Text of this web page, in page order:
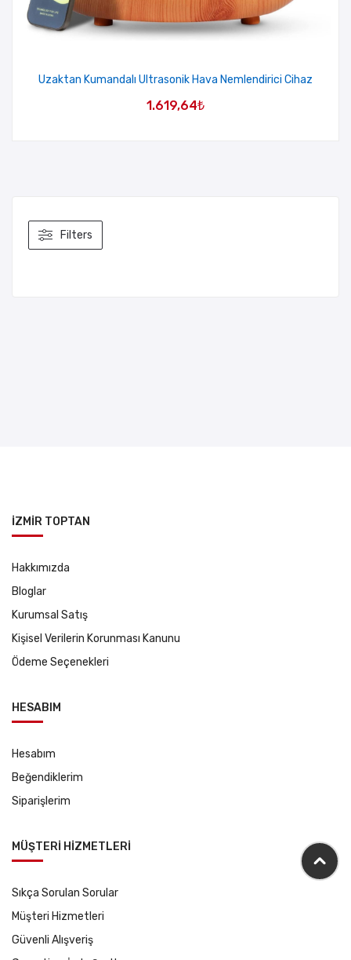
Uzaktan Kumandalı Ultrasonik Hava Nemlendirici Cihaz
1.619,64₺
Filters
İZMİR TOPTAN
Hakkımızda
Bloglar
Kurumsal Satış
Kişisel Verilerin Korunması Kanunu
Ödeme Seçenekleri
HESABIM
Hesabım
Beğendiklerim
Siparişlerim
MÜŞTERİ HİZMETLERİ
Sıkça Sorulan Sorular
Müşteri Hizmetleri
Güvenli Alışveriş